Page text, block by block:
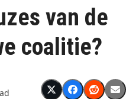
van de
coalitie?